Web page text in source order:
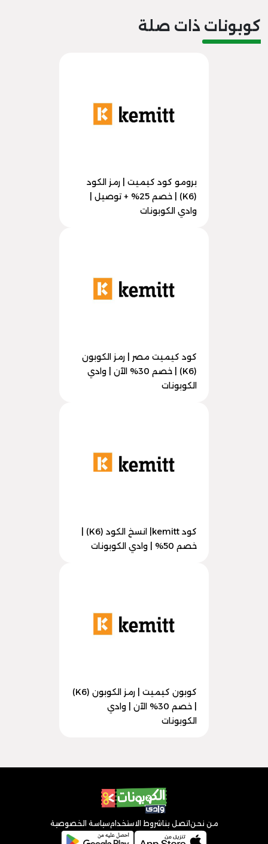
كوبونات ذات صلة
برومو كود كيميت | رمز الكود
(K6) | خصم 25% + توصيل |
وادي الكوبونات
كود كيميت مصر | رمز الكوبون
(K6) | خصم 30% الآن | وادي
الكوبونات
كود kemitt| انسخ الكود (K6) |
خصم 50% | وادي الكوبونات
كوبون كيميت | رمز الكوبون (K6)
| خصم 30% الآن | وادي
الكوبونات
من نحن اتصل بنا شروط الاستخدامسياسة الخصوصية